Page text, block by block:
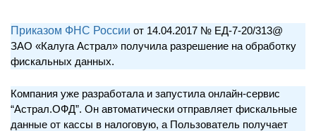
Приказом ФНС России от 14.04.2017 № ЕД-7-20/313@
ЗАО «Калуга Астрал» получила разрешение на обработку
фискальных данных.
Компания уже разработала и запустила онлайн-сервис
“Астрал.ОФД”. Он автоматически отправляет фискальные
данные от кассы в налоговую, а Пользователь получает